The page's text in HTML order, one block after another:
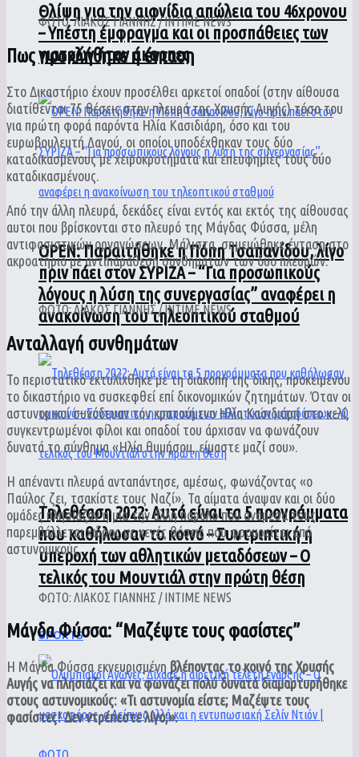
Θλίψη για την αιφνίδια απώλεια του 46χρονου
– Υπέστη έμφραγμα και οι προσπάθειες των
γιατρών ήταν άκαρπες
ΟPEN: Παραιτήθηκε η Πόπη Τσαπανίδου, λίγο
πριν πάει στον ΣΥΡΙΖΑ – “Για προσωπικούς
λόγους η λύση της συνεργασίας” αναφέρει η
ανακοίνωση του τηλεοπτικού σταθμού
Τηλεθέαση 2022: Αυτά είναι τα 5 προγράμματα
που καθήλωσαν το κοινό – Συντριπτική η
υπεροχή των αθλητικών μεταδόσεων – Ο
τελικός του Μουντιάλ στην πρώτη θέση
SPORTS
ΦΩΤΟ: ΛΙΑΚΟΣ ΓΙΑΝΝΗΣ / INTIME NEWS
Πως προκλήθηκε η ένταση
Στο Δικαστήριο έχουν προσέλθει αρκετοί οπαδοί (στην αίθουσα
διατίθενται 75 θέσεις στην πλευρά της Χρυσής Αυγής) τόσο του
για πρώτη φορά παρόντα Ηλία Κασιδιάρη, όσο και του
ευρωβουλευτή Λαγού, οι οποίοι υποδέχθηκαν τους δύο
καταδικασμένους με χειροκροτήματα και επευφημίες τους δύο
καταδικασμένους.
Από την άλλη πλευρά, δεκάδες είναι εντός και εκτός της αίθουσας
αυτοι που βρίσκονται στο πλευρό της Μάγδας Φύσσα, μέλη
αντιφασιστικών οργανώσεων. Μάλιστα, σημειώθηκε ένταση στο
ακροατήριο με αντιπαράθεση συνθημάτων των δύο πλευρών.
ΦΩΤΟ: ΛΙΑΚΟΣ ΓΙΑΝΝΗΣ / INTIME NEWS
Ανταλλαγή συνθημάτων
Το περιστατικό εκτυλίχθηκε με τη διακοπή της δίκης, προκειμένου
το δικαστήριο να συσκεφθεί επί δικονομικών ζητημάτων. Όταν οι
αστυνομικοί συνόδευαν τον κρατούμενο Ηλία Κασιδιάρη στο κελί,
συγκεντρωμένοι φίλοι και οπαδοί του άρχισαν να φωνάζουν
δυνατά το σύνθημα «Ηλία θυμήσου, είμαστε μαζί σου».
Η απέναντι πλευρά ανταπάντησε, αμέσως, φωνάζοντας «ο
Παύλος ζει, τσακίστε τους Ναζί». Τα αίματα άναψαν και οι δύο
ομάδες πλησίαζαν η μία την άλλη παρόλο που ανάμεσα τους
παρεμβάλλεται χώρος με κενές θέσεις που φρουρείται από
αστυνομικούς.
ΦΩΤΟ: ΛΙΑΚΟΣ ΓΙΑΝΝΗΣ / INTIME NEWS
Μάγδα Φύσσα: “Μαζέψτε τους φασίστες”
Η Μάγδα Φύσσα εκνευρισμένη βλέποντας το κοινό της Χρυσής
Αυγής να πλησιάζει και να φωνάζει πολύ δυνατά διαμαρτυρήθηκε
στους αστυνομικούς: «Τι αστυνομία είστε; Μαζέψτε τους
φασίστες! Δεν ντρέπεστε λίγο;».